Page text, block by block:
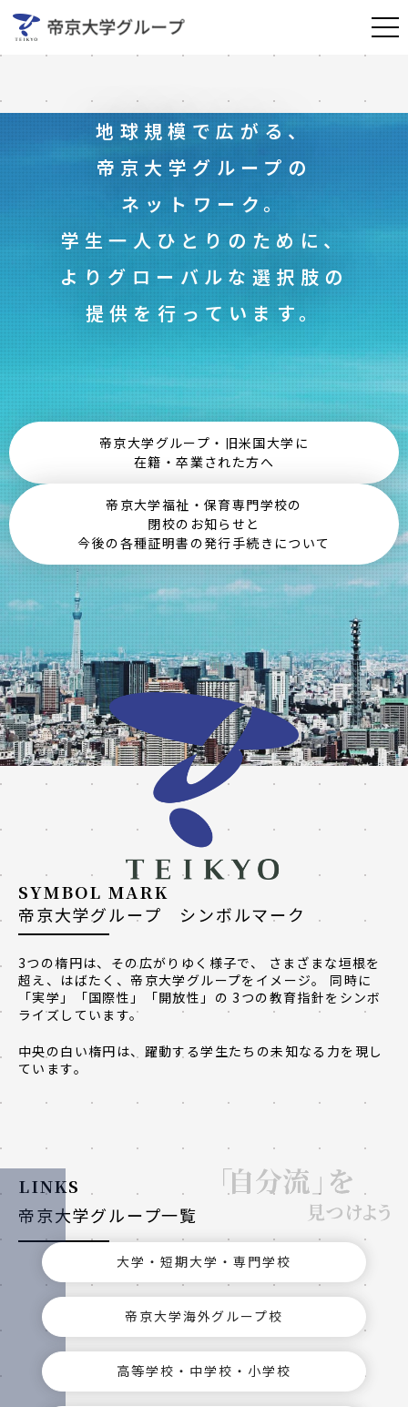
メ
帝京大学海外グループ校
小学校・幼稚園・保育園
病院・クリニックなど
地球規模で広がる、
帝京大学グループの
ネットワーク。
学生一人ひとりのために、
よりグローバルな選択肢の
提供を行っています。
帝京大学グループ・旧米国大学に
在籍・卒業された方へ
帝京大学福祉・保育専門学校の
閉校のお知らせと
今後の各種証明書の発行手続きについて
SYMBOL MARK
帝京大学グループ シンボルマーク
3つの楕円は、その広がりゆく様子で、 さまざまな垣根を
超え、はばたく、帝京大学グループをイメージ。 同時に
「実学」「国際性」「開放性」の 3つの教育指針をシンボ
ライズしています。
中央の白い楕円は、躍動する学生たちの未知なる力を現し
ています。
LINKS
帝京大学グループ一覧
大学・短期大学・専門学校
帝京大学海外グループ校
高等学校・中学校・小学校